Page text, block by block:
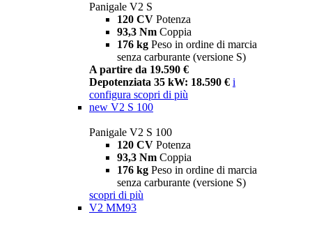
Panigale V2 S
120 CV Potenza
93,3 Nm Coppia
176 kg Peso in ordine di marcia
senza carburante (versione S)
A partire da 19.590 €
Depotenziata 35 kW: 18.590 € i
configura scopri di più
new V2 S 100
Panigale V2 S 100
120 CV Potenza
93,3 Nm Coppia
176 kg Peso in ordine di marcia
senza carburante (versione S)
scopri di più
V2 MM93